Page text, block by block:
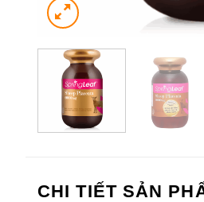
CHI TIẾT SẢN